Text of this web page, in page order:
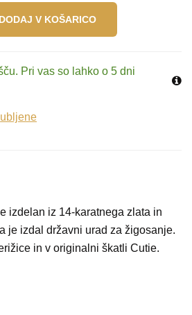
DODAJ V KOŠARICO
Pri vas so lahko o 5 dni
izdelan iz 14-karatnega zlata in
je izdal državni urad za žigosanje.
in v originalni škatli Cutie.